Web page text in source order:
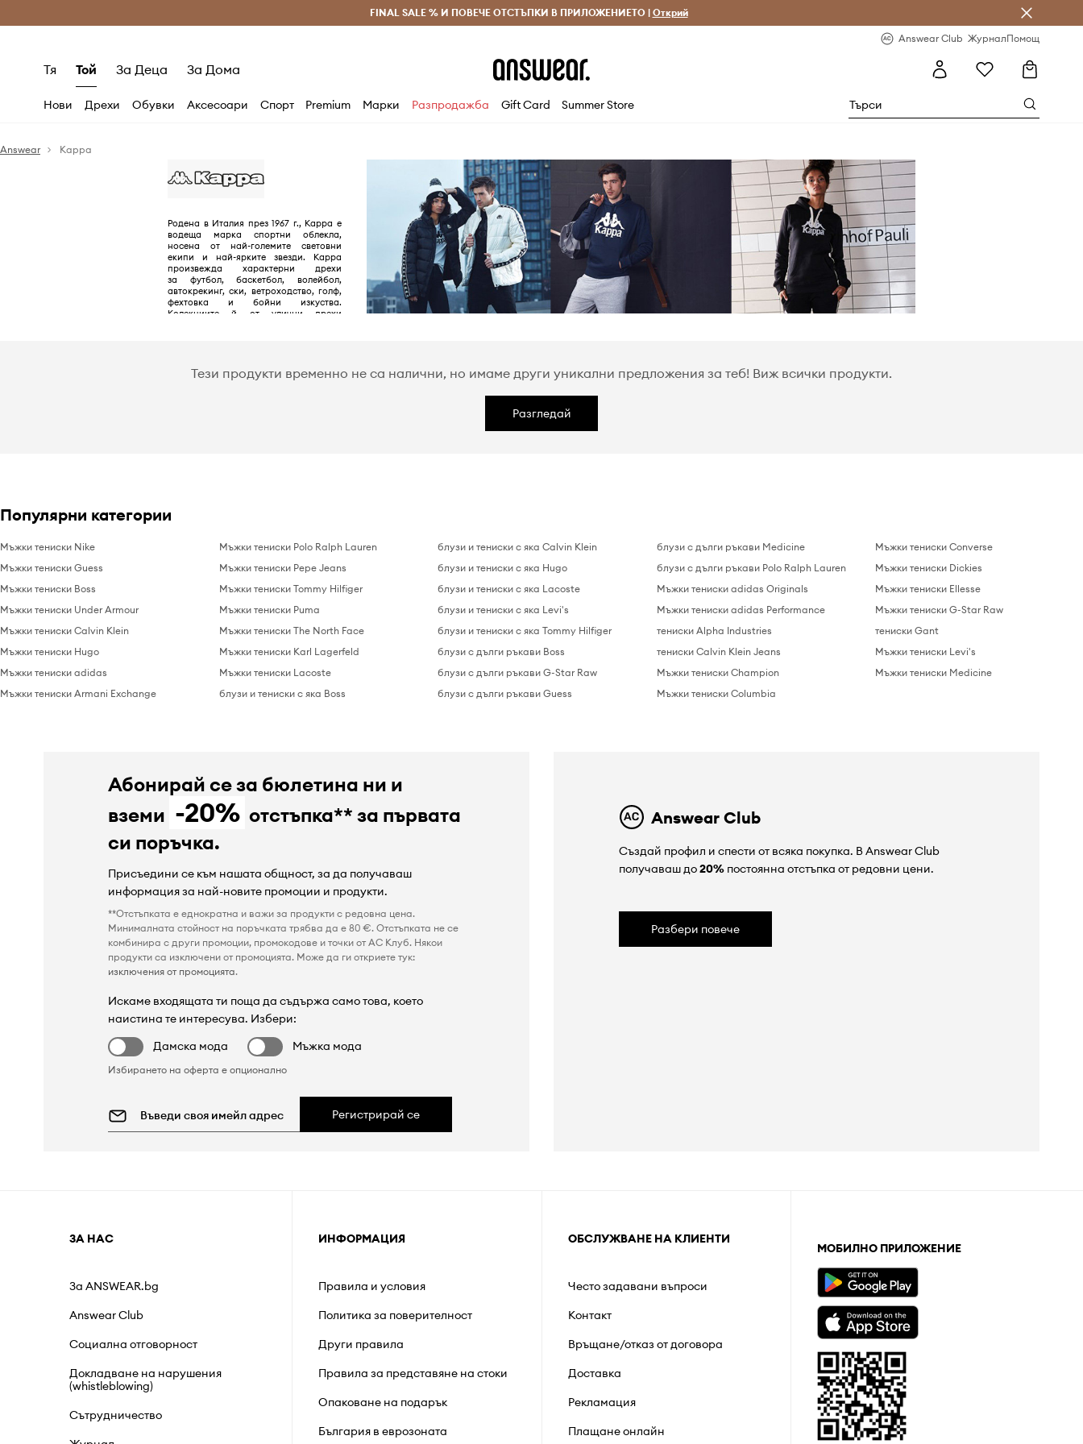
Безплатни доставка и връщане за поръчки над 70 EUR Доставка 1-5 дни
FINAL SALE % И ПОВЕЧЕ ОТСТЪПКИ В ПРИЛОЖЕНИЕТО | Открий
Answear Club ЖурналПомощ
Тя Той За Деца За Дома
Нови Дрехи Обувки Аксесоари Спорт Premium Марки Разпродажба Gift Card Summer Store
Answear Kappa
Родена в Италия през 1967 г., Kappa е
водеща марка спортни облекла,
носена от най-големите световни
екипи и най-ярките звезди. Kappa
произвежда характерни дрехи
за футбол, баскетбол, волейбол,
автокрекинг, ски, ветроходство, голф,
фехтовка и бойни изкуства.
Колекциите й от улични дрехи
Тези продукти временно не са налични, но имаме други уникални предложения за теб! Виж всички продукти.
Разгледай
Популярни категории
Мъжки тениски Nike
Мъжки тениски Guess
Мъжки тениски Boss
Мъжки тениски Under Armour
Мъжки тениски Calvin Klein
Мъжки тениски Hugo
Мъжки тениски adidas
Мъжки тениски Armani Exchange
Мъжки тениски Polo Ralph Lauren
Мъжки тениски Pepe Jeans
Мъжки тениски Tommy Hilfiger
Мъжки тениски Puma
Мъжки тениски The North Face
Мъжки тениски Karl Lagerfeld
Мъжки тениски Lacoste
блузи и тениски с яка Boss
блузи и тениски с яка Calvin Klein
блузи и тениски с яка Hugo
блузи и тениски с яка Lacoste
блузи и тениски с яка Levi's
блузи и тениски с яка Tommy Hilfiger
блузи с дълги ръкави Boss
блузи с дълги ръкави G-Star Raw
блузи с дълги ръкави Guess
блузи с дълги ръкави Medicine
блузи с дълги ръкави Polo Ralph Lauren
Мъжки тениски adidas Originals
Мъжки тениски adidas Performance
тениски Alpha Industries
тениски Calvin Klein Jeans
Мъжки тениски Champion
Мъжки тениски Columbia
Мъжки тениски Converse
Мъжки тениски Dickies
Мъжки тениски Ellesse
Мъжки тениски G-Star Raw
тениски Gant
Мъжки тениски Levi's
Мъжки тениски Medicine
Абонирай се за бюлетина ни и
вземи -20% отстъпка** за първата
си поръчка.
Присъедини се към нашата общност, за да получаваш
информация за най-новите промоции и продукти.
**Отстъпката е еднократна и важи за продукти с редовна цена.
Минималната стойност на поръчката трябва да е 80 €. Отстъпката не се
комбинира с други промоции, промокодове и точки от AC Клуб. Някои
продукти са изключени от промоцията. Може да ги откриете тук:
изключения от промоцията.
Искаме входящата ти поща да съдържа само това, което
наистина те интересува. Избери:
Дамска мода
Мъжка мода
Избирането на оферта е опционално
Регистрирай се
Answear Club
Създай профил и спести от всяка покупка. В Answear Club
получаваш до20%постоянна отстъпка от редовни цени.
Разбери повече
ЗА НАС
За ANSWEAR.bg
Answear Club
Социална отговорност
Докладване на нарушения
(whistleblowing)
Сътрудничество
ИНФОРМАЦИЯ
Правила и условия
Политика за поверителност
Други правила
Правила за представяне на стоки
Опаковане на подарък
България в еврозоната
ОБСЛУЖВАНЕ НА КЛИЕНТИ
Често задавани въпроси
Контакт
Връщане/отказ от договора
Доставка
Рекламация
Плащане онлайн
МОБИЛНО ПРИЛОЖЕНИЕ